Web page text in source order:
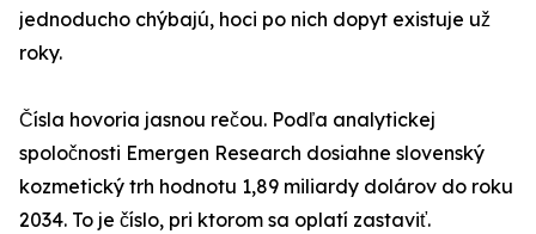
jednoducho chýbajú, hoci po nich dopyt existuje už
roky.
Čísla hovoria jasnou rečou. Podľa analytickej
spoločnosti Emergen Research dosiahne slovenský
kozmetický trh hodnotu 1,89 miliardy dolárov do roku
2034. To je číslo, pri ktorom sa oplatí zastaviť.